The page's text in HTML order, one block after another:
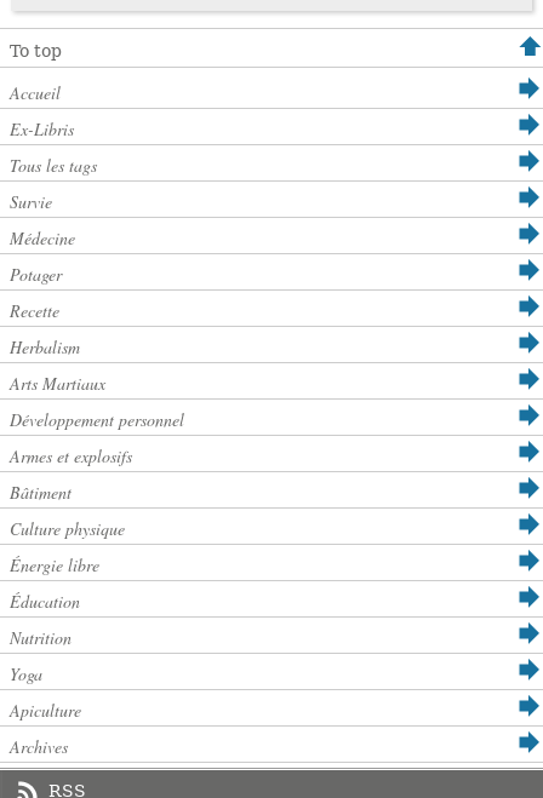
To top
Accueil
Ex-Libris
Tous les tags
Survie
Médecine
Potager
Recette
Herbalism
Arts Martiaux
Développement personnel
Armes et explosifs
Bâtiment
Culture physique
Énergie libre
Éducation
Nutrition
Yoga
Apiculture
Archives
RSS